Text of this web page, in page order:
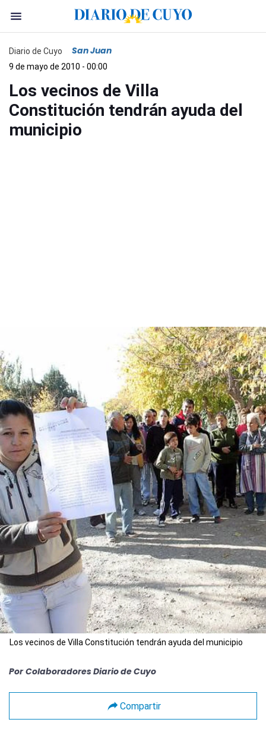
Diario de Cuyo San Juan
9 de mayo de 2010 - 00:00
Los vecinos de Villa
Constitución tendrán ayuda del
municipio
Los vecinos de Villa Constitución tendrán ayuda del municipio
Por Colaboradores Diario de Cuyo
Compartir